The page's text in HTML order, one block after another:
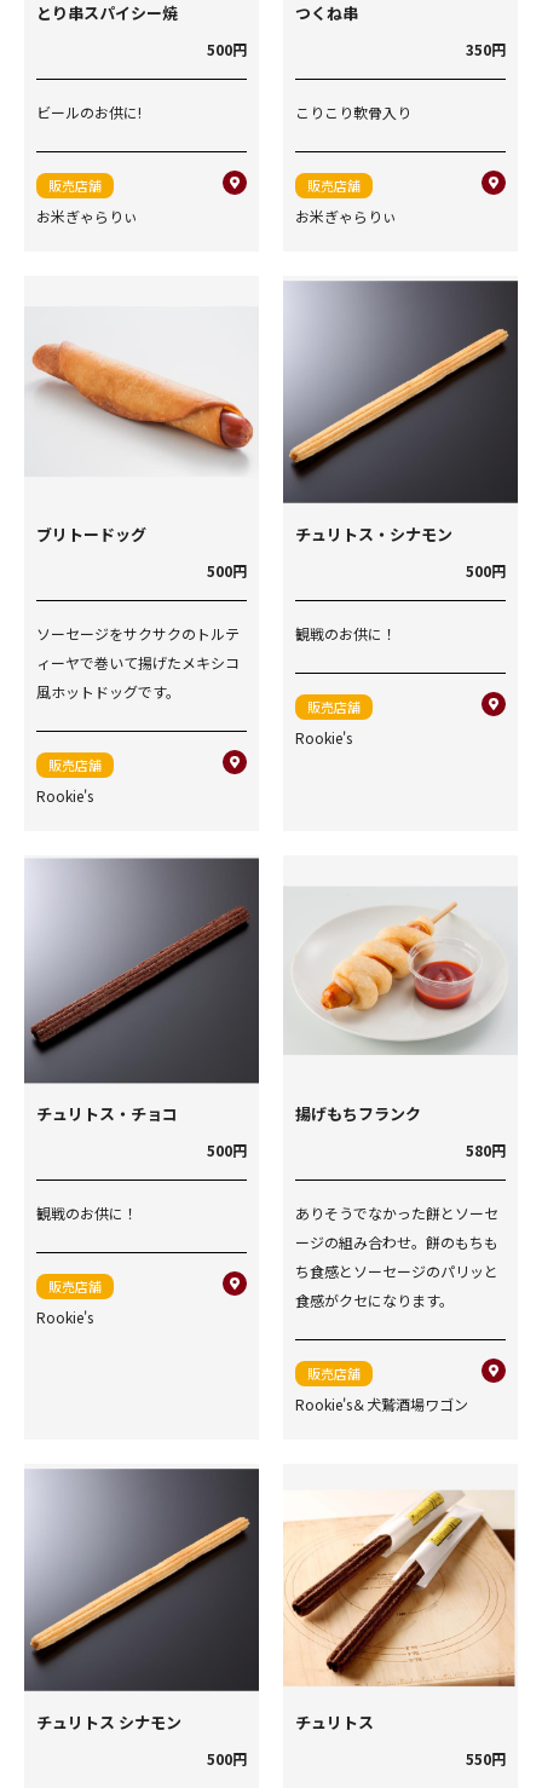
とり串スパイシー焼
500円
ビールのお供に!
販売店舗
お米ぎゃらりぃ
つくね串
350円
こりこり軟骨入り
販売店舗
お米ぎゃらりぃ
ブリトードッグ
500円
ソーセージをサクサクのトルテ
ィーヤで巻いて揚げたメキシコ
風ホットドッグです。
販売店舗
Rookie's
チュリトス・シナモン
500円
観戦のお供に！
販売店舗
Rookie's
チュリトス・チョコ
500円
観戦のお供に！
販売店舗
Rookie's
揚げもちフランク
580円
ありそうでなかった餅とソーセ
ージの組み合わせ。餅のもちも
ち食感とソーセージのパリッと
食感がクセになります。
販売店舗
Rookie's＆犬鷲酒場ワゴン
チュリトス シナモン
500円
チュリトス
550円